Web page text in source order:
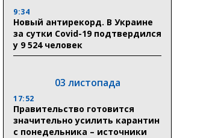
9:34
Новый антирекорд. В Украине
за сутки Covid-19 подтвердился
у 9 524 человек
03 листопада
17:52
Правительство готовится
значительно усилить карантин
с понедельника – источники